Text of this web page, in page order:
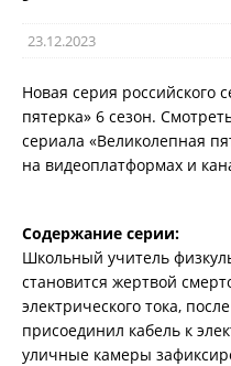
23.12.2023
Новая серия российского
пятерка» 6 сезон.
сериала «Великолепная
на видеоплатформах и
Содержание серии:
Школьный учитель
становится жертвой
электрического тока,
присоединил кабель к
уличные камеры